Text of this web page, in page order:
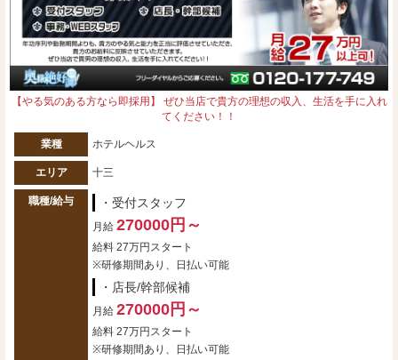
【やる気のある方なら即採用】 ぜひ当店で貴方の理想の収入、生活を手に入れ
てください！！
業種 ホテルヘルス
エリア 十三
職種/給与 ・受付スタッフ
月給 270000円～
給料 27万円スタート
※研修期間あり、日払い可能
・店長/幹部候補
月給 270000円～
給料 27万円スタート
※研修期間あり、日払い可能